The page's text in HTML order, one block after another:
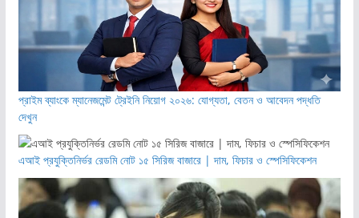
প্রাইম ব্যাংকে ম্যানেজমেন্ট ট্রেইনি নিয়োগ ২০২৬: যোগ্যতা, বেতন ও আবেদন পদ্ধতি
দেখুন
এআই প্রযুক্তিনির্ভর রেডমি নোট ১৫ সিরিজ বাজারে | দাম, ফিচার ও স্পেসিফিকেশন